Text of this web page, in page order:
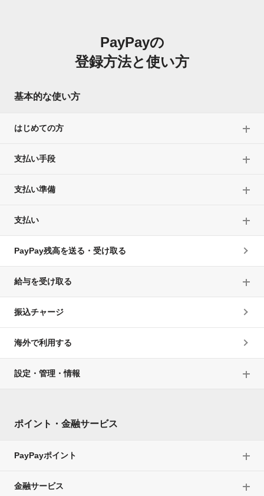
PayPayの
登録方法と使い方
基本的な使い方
はじめての方
支払い手段
支払い準備
支払い
PayPay残高を送る・受け取る
給与を受け取る
振込チャージ
海外で利用する
設定・管理・情報
ポイント・金融サービス
PayPayポイント
金融サービス